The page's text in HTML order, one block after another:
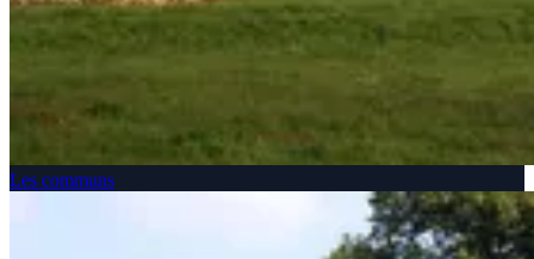
Les communs